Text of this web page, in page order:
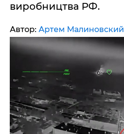
виробництва РФ.
Автор: Артем Малиновский